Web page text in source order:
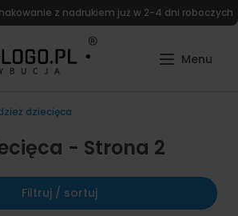
z nadrukiem już w 2-4 dni roboczych
dziecięca
- Strona 2
Filtruj / sortuj